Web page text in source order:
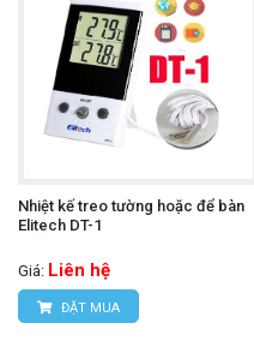
Nhiệt kế treo tường hoặc để bàn
Elitech DT-1
Giá: Liên hệ
ĐẶT MUA